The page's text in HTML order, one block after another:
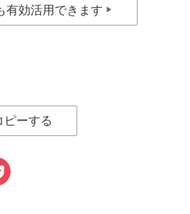
有効活用できます ▶
ピーする